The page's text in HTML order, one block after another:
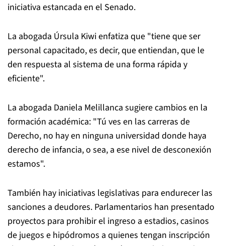
iniciativa estancada en el Senado.
La abogada Úrsula Kiwi enfatiza que "tiene que ser
personal capacitado, es decir, que entiendan, que le
den respuesta al sistema de una forma rápida y
eficiente".
La abogada Daniela Melillanca sugiere cambios en la
formación académica: "Tú ves en las carreras de
Derecho, no hay en ninguna universidad donde haya
derecho de infancia, o sea, a ese nivel de desconexión
estamos".
También hay iniciativas legislativas para endurecer las
sanciones a deudores. Parlamentarios han presentado
proyectos para prohibir el ingreso a estadios, casinos
de juegos e hipódromos a quienes tengan inscripción